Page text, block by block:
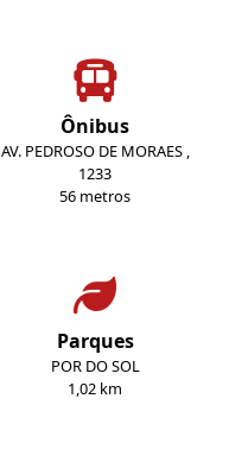
Ônibus
AV. PEDROSO DE MORAES ,
1233
56 metros
Parques
POR DO SOL
1,02 km